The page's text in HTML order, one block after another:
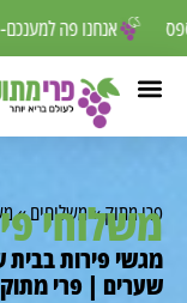
אנחנו פה לפספס
»משלוחים»משלוחי
פירות בבית
| פרי מתוק